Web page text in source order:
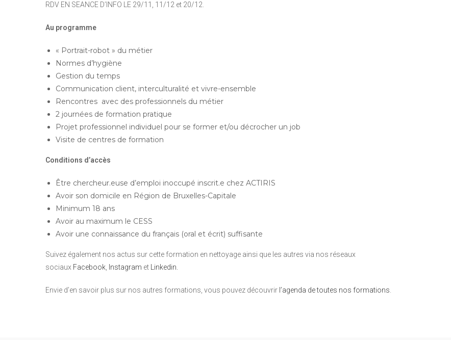
RDV EN SEANCE D’INFO LE 29/11, 11/12 et 20/12.
Au programme
« Portrait-robot » du métier
Normes d’hygiène
Gestion du temps
Communication client, interculturalité et vivre-ensemble
Rencontres avec des professionnels du métier
2 journées de formation pratique
Projet professionnel individuel pour se former et/ou décrocher un job
Visite de centres de formation
Conditions d’accès
Être chercheur.euse d’emploi inoccupé inscrit.e chez ACTIRIS
Avoir son domicile en Région de Bruxelles-Capitale
Minimum 18 ans
Avoir au maximum le CESS
Avoir une connaissance du français (oral et écrit) suffisante
Suivez également nos actus sur cette formation en nettoyage ainsi que les autres via nos réseaux
sociaux Facebook, Instagram et Linkedin.
Envie d’en savoir plus sur nos autres formations, vous pouvez découvrir l’agenda de toutes nos formations.